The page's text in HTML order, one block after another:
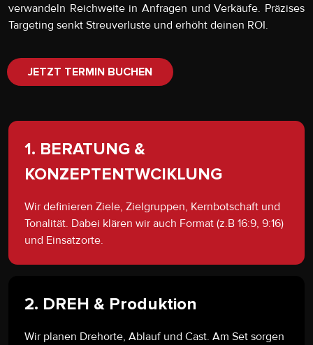
verwandeln Reichweite in Anfragen und Verkäufe. Präzises
Targeting senkt Streuverluste und erhöht deinen ROI.
JETZT TERMIN BUCHEN
1. BERATUNG &
KONZEPTENTWCIKLUNG
Wir definieren Ziele, Zielgruppen, Kernbotschaft und
Tonalität. Dabei klären wir auch Format (z.B 16:9, 9:16)
und Einsatzorte.
2. DREH & Produktion
Wir planen Drehorte, Ablauf und Cast. Am Set sorgen